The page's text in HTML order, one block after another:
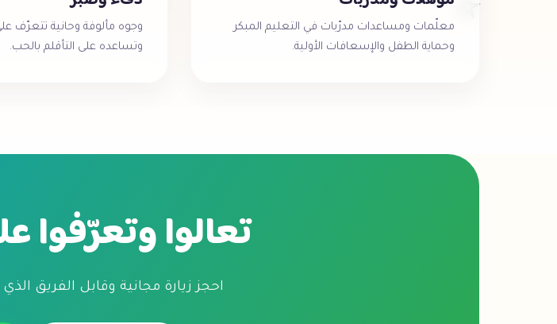
معلّمات ومساعدات مدرّبات في التعليم المبكر
وحماية الطفل والإسعافات الأولية.
وجوه مألوفة وحانية تتعرّف
وتساعده على التأقلم بالحب.
⭐
تعالوا وتعرّفوا
احجز زيارة مجانية وقابل الفريق